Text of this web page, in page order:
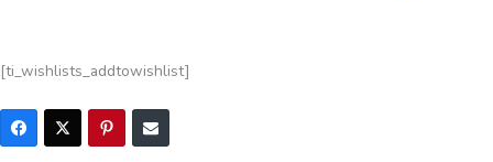
[ti_wishlists_addtowishlist]